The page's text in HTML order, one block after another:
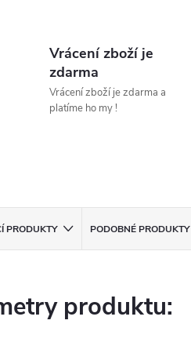
Vrácení zboží je
zdarma
Vrácení zboží je zdarma a
platíme ho my !
PRODUKTY PODOBNÉ PRODUKTY
produktu: